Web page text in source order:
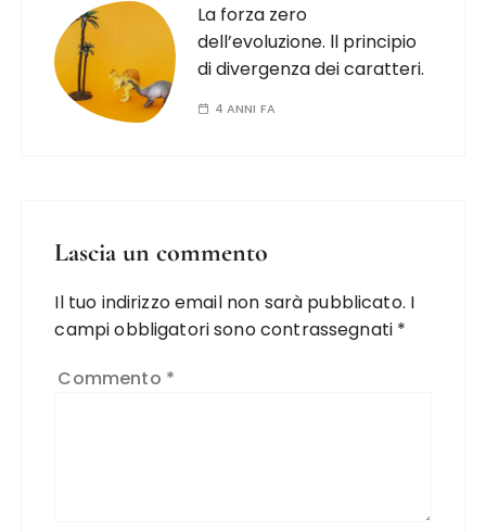
La forza zero
dell’evoluzione. ll principio
di divergenza dei caratteri.
4 ANNI FA
Lascia un commento
Il tuo indirizzo email non sarà pubblicato. I
campi obbligatori sono contrassegnati *
Commento *